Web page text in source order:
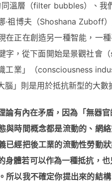
溫層（filter bubbles）、我
·祖博夫（Shoshana Zuboff
在正在創造另一種智能，一
字，從下面開始是景觀社
工業」（consciousness
腦」則是用於抵抗新型的大數
論有內在矛盾，因為 「無器
與時間概念都是流動的、網
已經把後工業的流動性勞動
身體若可以作為一種抵抗，
所以我不確定你提出來的結